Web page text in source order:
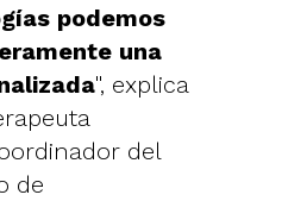
podemos
una
", explica
del
de